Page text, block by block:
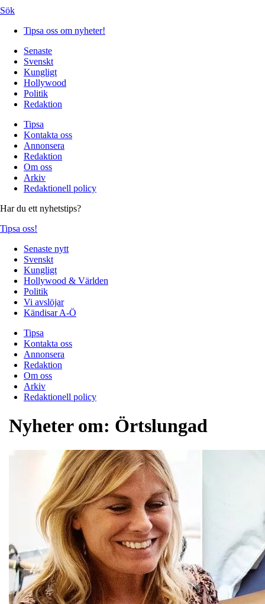
Sök
Tipsa oss om nyheter!
Senaste
Svenskt
Kungligt
Hollywood
Politik
Redaktion
Tipsa
Kontakta oss
Annonsera
Redaktion
Om oss
Arkiv
Redaktionell policy
Har du ett nyhetstips?
Tipsa oss!
Senaste nytt
Svenskt
Kungligt
Hollywood & Världen
Politik
Vi avslöjar
Kändisar A-Ö
Tipsa
Kontakta oss
Annonsera
Redaktion
Om oss
Arkiv
Redaktionell policy
Nyheter om: Örtslungad